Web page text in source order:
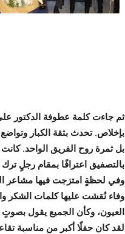
ثم جاءت كلمة عطوفة الدكتور
بإخلاص. تحدث بثقة الكبار
بل ثمرة روح الفريق الواحد.
بالتصفيق اعترافًا بمقام رجلٍ ترك
وفي لحظةٍ امتزجت فيها مشاعر
وفاء نُقشت عليها كلمات الشكر
العيون، وكأن الجميع يقول
لقد كان حفلًا أكبر من مناسبة